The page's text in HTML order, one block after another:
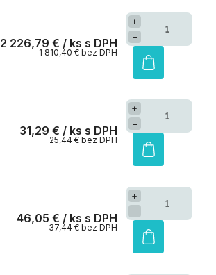
2 226,79 € / ks
1 810,40 € bez DPH
+
−
31,29 € / ks
25,44 € bez DPH
+
−
46,05 € / ks
37,44 € bez DPH
+
−